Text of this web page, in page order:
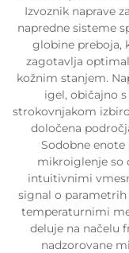
Izvoznik naprave
napredne sisteme
globine preboja,
zagotavlja
kožnim stanjem.
igel, običajno
strokovnjakom
določena
Sodobne enote
mikroiglenje so
intuitivnimi
signal o
temperaturnimi
deluje na načelu
nadzorovane